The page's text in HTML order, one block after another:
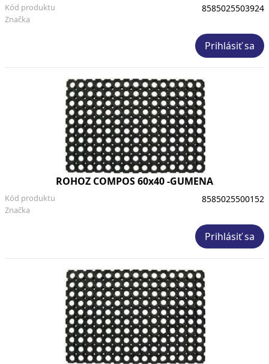
Značka
Kód produktu 8585025503924
Prihlásiť sa
ROHOZ COMPOS 60x40 -GUMENA
Značka
Kód produktu 8585025500152
Prihlásiť sa